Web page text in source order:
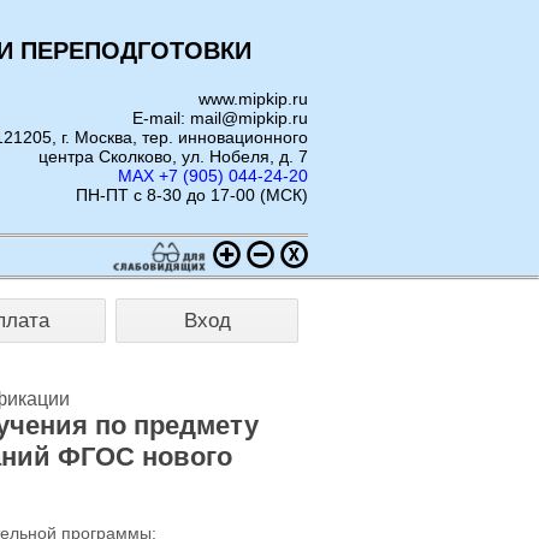
ПЕРЕПОДГОТОВКИ
www.mipkip.ru
E-mail: mail@mipkip.ru
г. Москва, тер. инновационного
центра Сколково, ул. Нобеля, д. 7
MAX +7 (905) 044-24-20
ПН-ПТ с 8-30 до 17-00 (МСК)
Вход
по предмету
ФГОС нового
программы: